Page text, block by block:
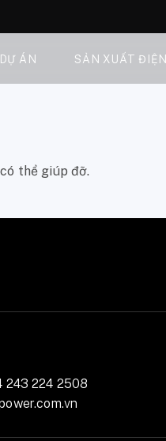
ÁN SẢN XUẤT ĐIỆN
thể giúp đỡ.
243 224 2508